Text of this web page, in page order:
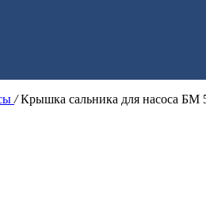
/ Крышка сальника для насоса БМ